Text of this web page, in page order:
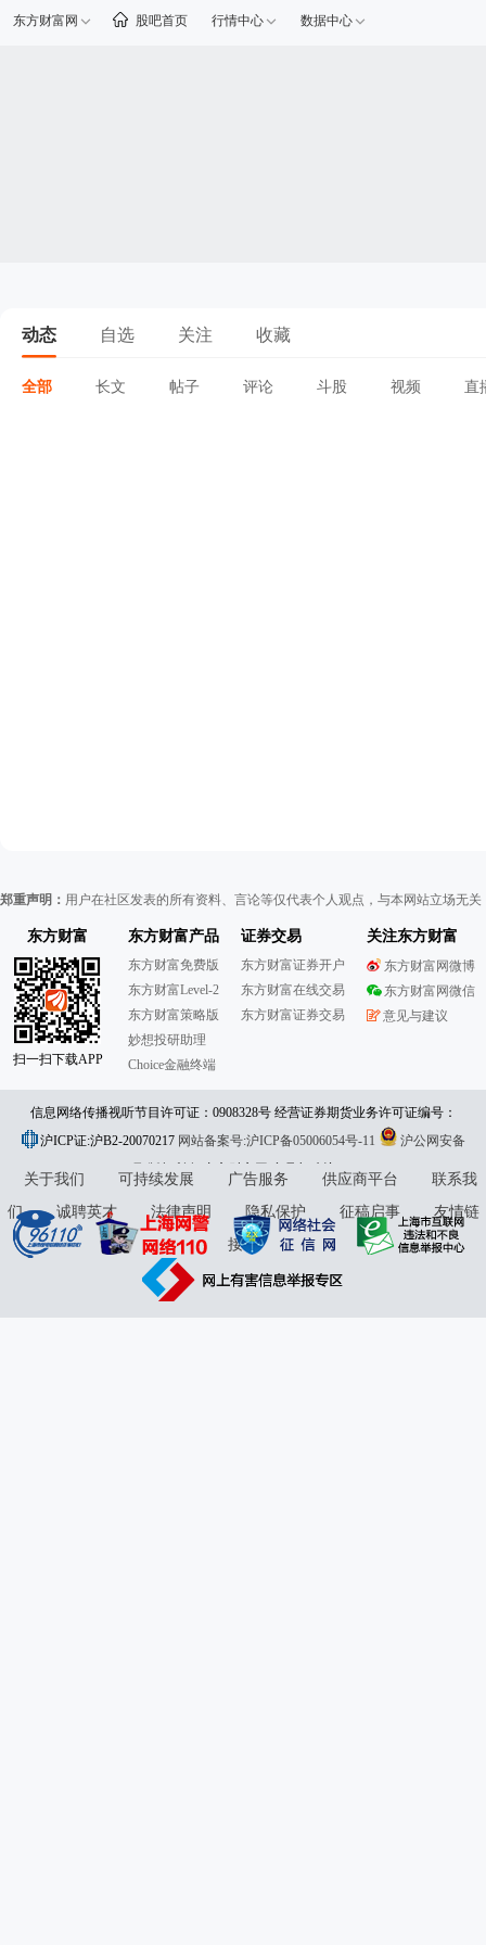
东方财富网 股吧首页 行情中心 数据中心
动态 自选 关注 收藏
全部 长文 帖子 评论 斗股 视频 直
郑重声明： 用户在社区发表的所有资料、言论等仅代表个人观点，与本网站立场无
东方财富
扫一扫下载APP
东方财富产品
东方财富免费版
东方财富Level-2
东方财富策略版
妙想投研助理
Choice金融终端
证券交易
东方财富证券开户
东方财富在线交易
东方财富证券交易
关注东方财富
东方财富网微博
东方财富网微信
意见与建议
信息网络传播视听节目许可证：0908328号 经营证券期货业务许可证编号：
913101046312860336 违法和不良信息举报:021-61278686 举报邮箱：
jubao@eastmoney.com
沪ICP证:沪B2-20070217 网站备案号:沪ICP备05006054号-11
沪公网安备
31010402000120号版权所有:东方财富网意见与建议:4000300059/952500
关于我们 可持续发展 广告服务 供应商平台
联系我
们
诚聘英才 法律声明 隐私保护 征稿启事
友情链
接